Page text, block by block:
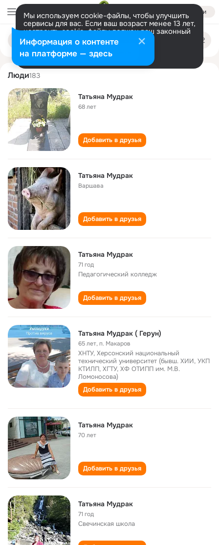
Войти
Мы используем cookie-файлы, чтобы улучшить
сервисы для вас. Если ваш возраст менее 13 лет,
настроить cookie-файлы должен ваш законный
представитель. Больше информации
Разрешить все Настроить
Поиск
людям
tatyana mudrak
Люди183
Татьяна Мудрак
68 лет
Добавить в друзья
Татьяна Мудрак
Варшава
Добавить в друзья
Татьяна Мудрак
71 год
Педагогический колледж
Добавить в друзья
Татьяна Мудрак ( Герун)
65 лет,п. Макаров
ХНТУ, Херсонский национальный
технический университет (бывш. ХИИ, УКП
КТИЛП, ХГТУ, ХФ ОТИПП им. М.В.
Ломоносова)
Добавить в друзья
Татьяна Мудрак
70 лет
Добавить в друзья
Татьяна Мудрак
71 год
Свечинская школа
Информация о контенте
на платформе — здесь